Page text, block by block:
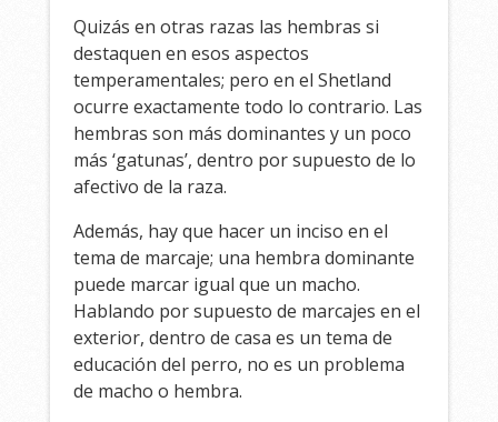
Quizás en otras razas las hembras si
destaquen en esos aspectos
temperamentales; pero en el Shetland
ocurre exactamente todo lo contrario. Las
hembras son más dominantes y un poco
más ‘gatunas’, dentro por supuesto de lo
afectivo de la raza.
Además, hay que hacer un inciso en el
tema de marcaje; una hembra dominante
puede marcar igual que un macho.
Hablando por supuesto de marcajes en el
exterior, dentro de casa es un tema de
educación del perro, no es un problema
de macho o hembra.